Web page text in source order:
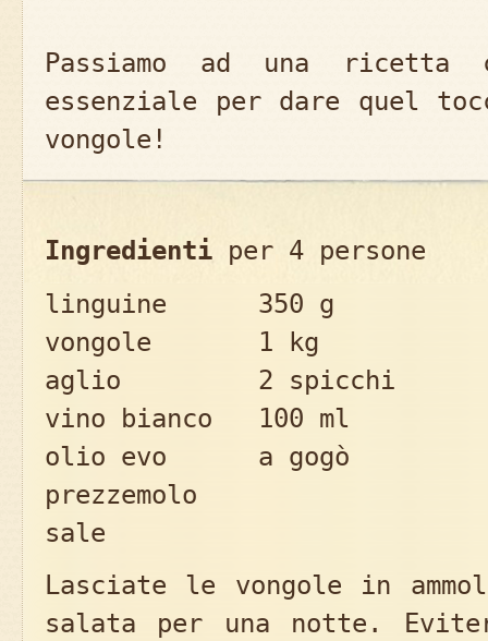
Passiamo ad una
essenziale per dare quel
vongole!
Ingredienti per 4 persone
linguine 350 g
vongole 1 kg
aglio 2 spicchi
vino bianco 100 ml
olio evo a gogò
prezzemolo
sale
Lasciate le vongole in
salata per una notte.